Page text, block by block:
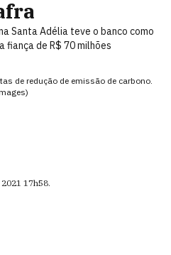
Santa Adélia teve o banco como
fiança de R$ 70 milhões
de redução de emissão de carbono.
17h58.